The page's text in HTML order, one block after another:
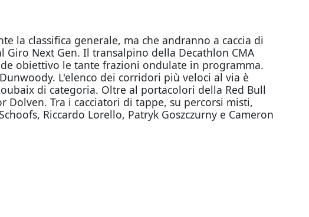
la classifica generale, ma che andranno a caccia di
Next Gen. Il transalpino della Decathlon CMA
obiettivo le tante frazioni ondulate in programma.
L'elenco dei corridori più veloci al via è
di categoria. Oltre al portacolori della Red Bull
Dolven. Tra i cacciatori di tappe, su percorsi misti,
Riccardo Lorello, Patryk Goszczurny e Cameron